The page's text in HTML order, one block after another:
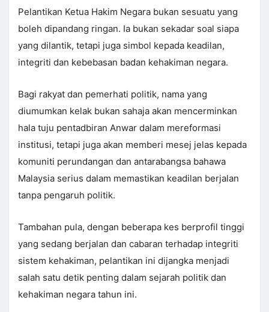
Pelantikan Ketua Hakim Negara bukan sesuatu yang
boleh dipandang ringan. Ia bukan sekadar soal siapa
yang dilantik, tetapi juga simbol kepada keadilan,
integriti dan kebebasan badan kehakiman negara.
Bagi rakyat dan pemerhati politik, nama yang
diumumkan kelak bukan sahaja akan mencerminkan
hala tuju pentadbiran Anwar dalam mereformasi
institusi, tetapi juga akan memberi mesej jelas kepada
komuniti perundangan dan antarabangsa bahawa
Malaysia serius dalam memastikan keadilan berjalan
tanpa pengaruh politik.
Tambahan pula, dengan beberapa kes berprofil tinggi
yang sedang berjalan dan cabaran terhadap integriti
sistem kehakiman, pelantikan ini dijangka menjadi
salah satu detik penting dalam sejarah politik dan
kehakiman negara tahun ini.